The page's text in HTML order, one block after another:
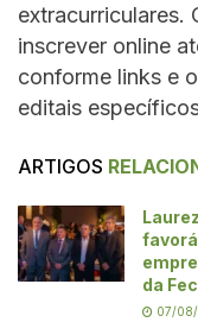
extracurriculares.
inscrever online
conforme links e
editais
ARTIGOS
da
07/